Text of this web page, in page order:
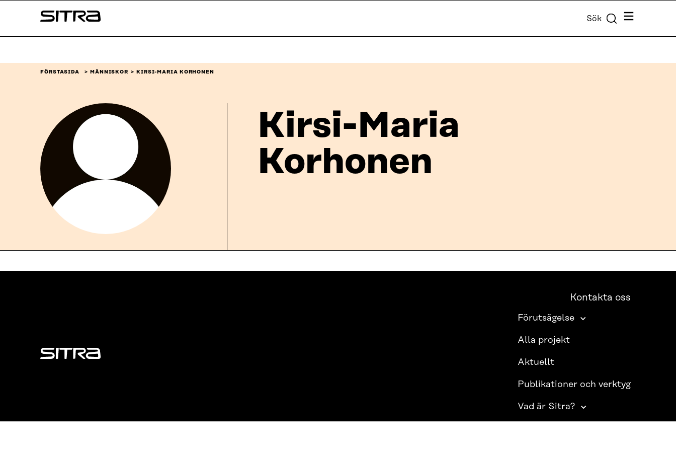
↓
Sitra Sök Meny
FÖRSTASIDA MÄNNISKOR KIRSI-MARIA KORHONEN
Kirsi-Maria
Korhonen
Sitra
Kontakta oss
Förutsägelse
Alla projekt
Aktuellt
Publikationer och verktyg
Vad är Sitra?